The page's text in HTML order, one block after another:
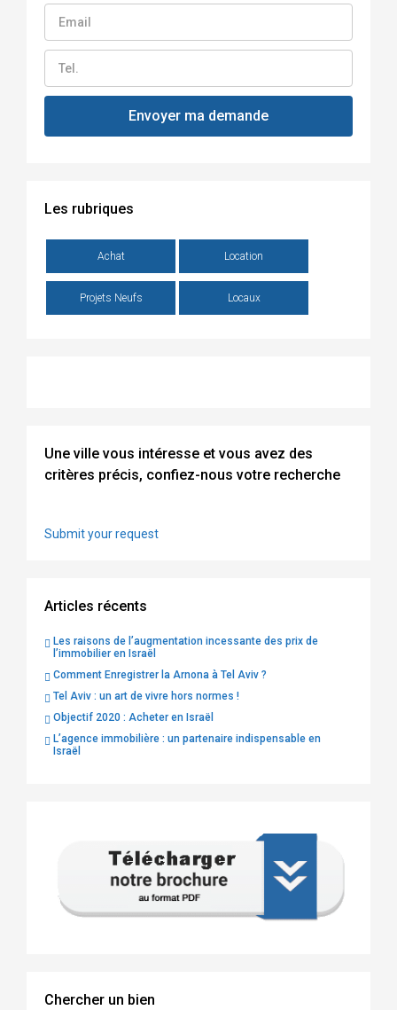
Les rubriques
Achat Location
Projets Neufs Locaux
Une ville vous intéresse et vous avez des
critères précis, confiez-nous votre recherche
Submit your request
Articles récents
Les raisons de l’augmentation incessante des prix de
l’immobilier en Israël
Comment Enregistrer la Arnona à Tel Aviv ?
Tel Aviv : un art de vivre hors normes !
Objectif 2020 : Acheter en Israël
L’agence immobilière : un partenaire indispensable en
Israël
Chercher un bien